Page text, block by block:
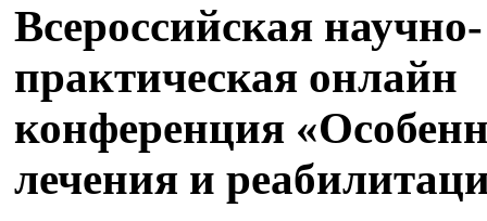
Всероссийская научно-
практическая онлайн
конференция
лечения и